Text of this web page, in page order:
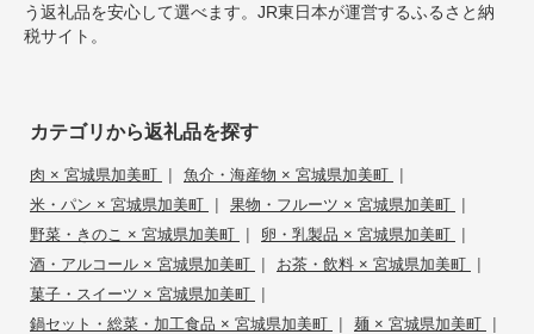
う返礼品を安心して選べます。JR東日本が運営するふるさと納
税サイト。
カテゴリから返礼品を探す
肉 × 宮城県加美町 | 魚介・海産物 × 宮城県加美町 |
米・パン × 宮城県加美町 | 果物・フルーツ × 宮城県加美町 |
野菜・きのこ × 宮城県加美町 | 卵・乳製品 × 宮城県加美町 |
酒・アルコール × 宮城県加美町 | お茶・飲料 × 宮城県加美町 |
菓子・スイーツ × 宮城県加美町 |
鍋セット・総菜・加工食品 × 宮城県加美町 | 麺 × 宮城県加美町 |